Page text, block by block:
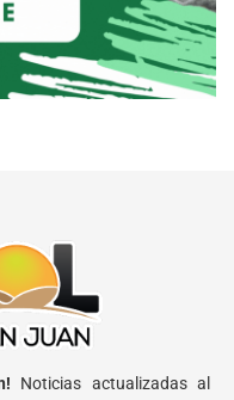
Noticias actualizadas al